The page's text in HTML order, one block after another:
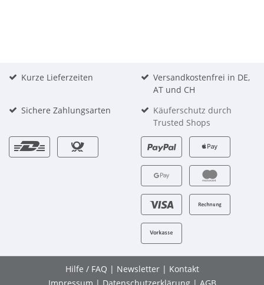
Kurze Lieferzeiten
Versandkostenfrei in DE,
AT und CH
Sichere Zahlungsarten
Käuferschutz durch
Trusted Shops
Hilfe / FAQ | Newsletter | Kontakt